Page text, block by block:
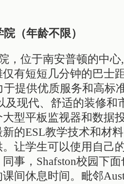
院（年龄不限）
，位于南安普顿的中心,
有短短几分钟的巴士
于提供优质服务和高标
及现代、舒适的装修和
型平板监视器和数据
的ESL教学技术和材
让学生可以使用自己
事， Shafston校园下
间休息时间。毗邻